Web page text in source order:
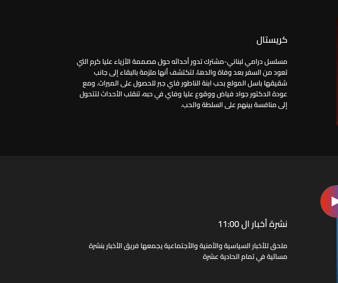
كريستال
مسلسل درامي لبناني-مشترك تدور أحداثه حول مصممة الأزياء عليا كرم التي
تعود من السفر بعد وفاة والدها، لتكتشف أنها ملزمة بالبقاء إلى جانب
شقيقها باسل المولع بحب ابنة الناطور فاي جبر للحصول على الميراث. ومع
عودة الدكتور جواد فياض ووقوع عليا وفاي في حبه، تنقلب الأحداث لتتحول
إلى منافسة بينهم على السلطة والحب.
نشرة أخبار ال 11:00
ملحق للأخبار السياسية والأمنية والأجتماعية يجمعها فريق الأخبار بنشرة
مسائية في تمام الحادية عشرة